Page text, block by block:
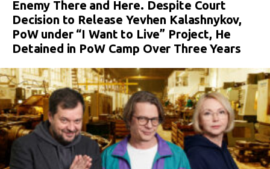
Enemy There and Here. Despite Court
Decision to Release Yevhen Kalashnykov,
PoW under “I Want to Live” Project, He
Detained in PoW Camp Over Three Years